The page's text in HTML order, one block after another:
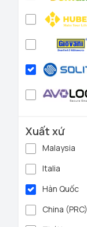
Xuất xứ
Malaysia
Italia
Hàn Quốc
China (PRC)